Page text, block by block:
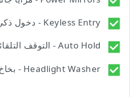
Keyless Entry - دخول ذكي
Auto Hold - التوقف التلقائي
Headlight Washer - بخاخ تنظيف الأضواء